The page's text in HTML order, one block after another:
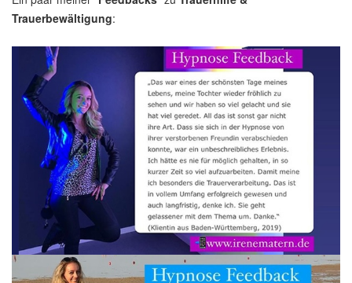
Trauerbewältigung: